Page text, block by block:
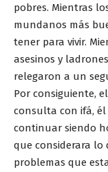
pobres. Mientras
mundanos más
tener para vivir.
asesinos y
relegaron a un
Por consiguiente,
consulta con ifá,
continuar siendo
que considerara lo
problemas que